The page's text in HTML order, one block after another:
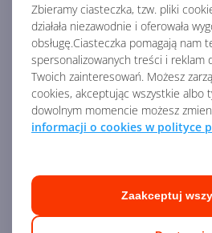
Zbieramy ciasteczka, tzw. pliki
działała niezawodnie i oferowała
obsługę.Ciasteczka pomagają nam
spersonalizowanych treści i reklam
Twoich zainteresowań. Możesz
cookies, akceptując wszystkie albo
dowolnym momencie możesz
informacji o cookies w polityce
Zaakceptuj
ModułUsługi w Dynamics 365
mówi — służy do zarządzania
Dzięki niemu możesz zarządzać
przydzielaniem, ilością czasu,
Ponadto moduł Usługi w łatwy
planować spotkania i zarządzać
posiada również dedykowaną
pracowników, którzy dzięki niej
czytnika kodów kreskowych, RFID,